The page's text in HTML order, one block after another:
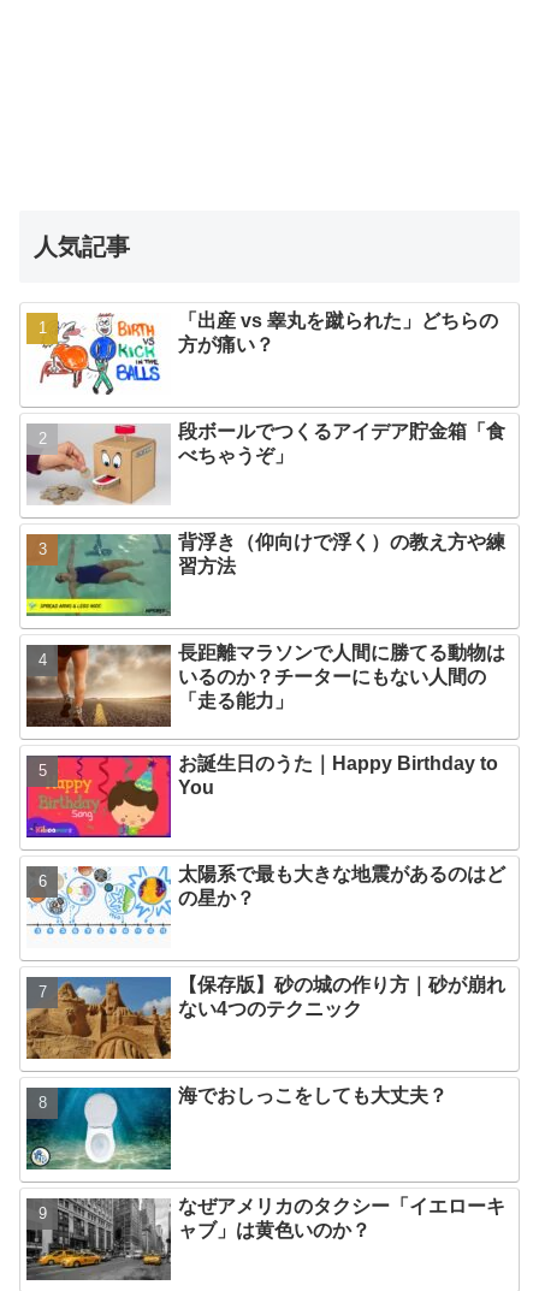
人気記事
「出産 vs 睾丸を蹴られた」どちらの
方が痛い？
段ボールでつくるアイデア貯金箱「食
べちゃうぞ」
背浮き（仰向けで浮く）の教え方や練
習方法
長距離マラソンで人間に勝てる動物は
いるのか？チーターにもない人間の
「走る能力」
お誕生日のうた｜Happy Birthday to
You
太陽系で最も大きな地震があるのはど
の星か？
【保存版】砂の城の作り方｜砂が崩れ
ない4つのテクニック
海でおしっこをしても大丈夫？
なぜアメリカのタクシー「イエローキ
ャブ」は黄色いのか？